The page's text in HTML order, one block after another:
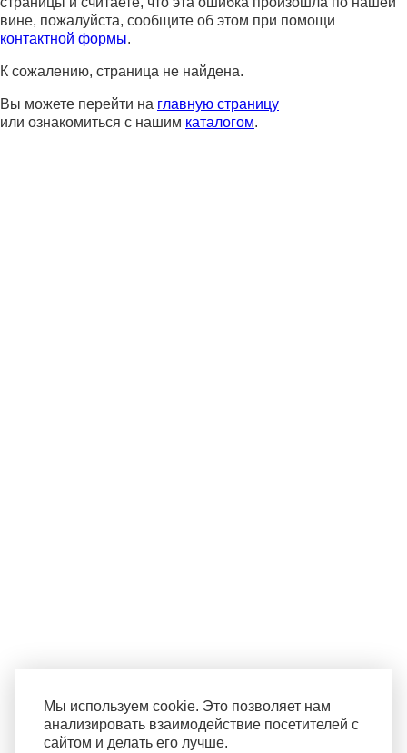
вине, пожалуйста, сообщите об этом при помощи
контактной формы.
К сожалению, страница не найдена.
Вы можете перейти на главную страницу
или ознакомиться с нашим каталогом.
Мы используем cookie. Это позволяет нам
анализировать взаимодействие посетителей с
сайтом и делать его лучше.